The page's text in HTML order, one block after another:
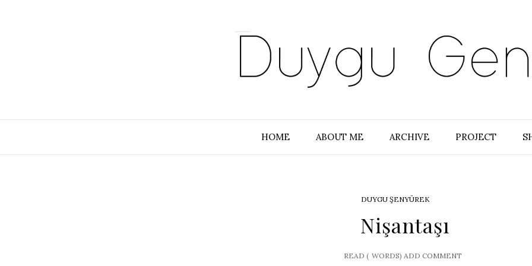
HOME ABOUT ME ARCHIVE PROJECT
DUYGU ŞENYÜREK
Nişantaşı
READ ( WORDS) ADD COMMENT